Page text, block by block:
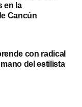
en la
Cancún
con radical
del estilista